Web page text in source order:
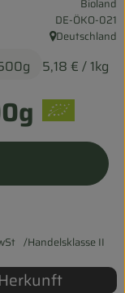
5,18 € / 1kg
Bioland
, Kontrollstelle:
DE-ÖKO-021
, Herkunft:
Deutschland
Warenkorb
Handelsklasse II
Herkunft